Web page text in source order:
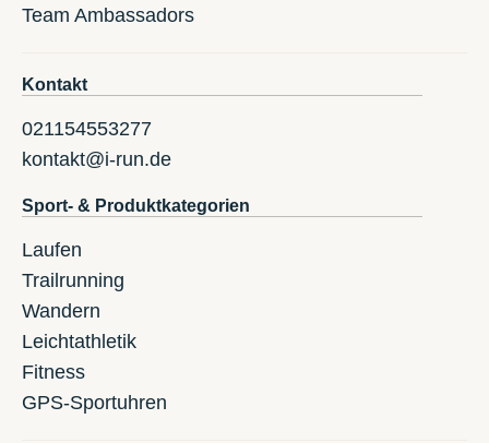
Team Ambassadors
Kontakt
021154553277
kontakt@i-run.de
Sport- & Produktkategorien
Laufen
Trailrunning
Wandern
Leichtathletik
Fitness
GPS-Sportuhren